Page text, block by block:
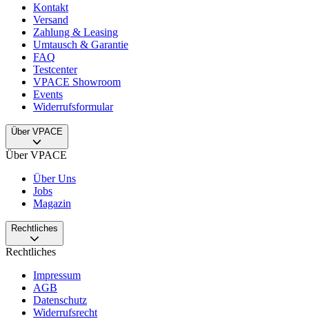
Kontakt
Versand
Zahlung & Leasing
Umtausch & Garantie
FAQ
Testcenter
VPACE Showroom
Events
Widerrufsformular
Über VPACE
Über VPACE
Über Uns
Jobs
Magazin
Rechtliches
Rechtliches
Impressum
AGB
Datenschutz
Widerrufsrecht